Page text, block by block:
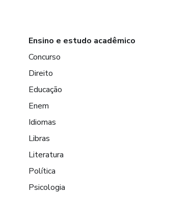
Ensino e estudo acadêmico
Concurso
Direito
Educação
Enem
Idiomas
Libras
Literatura
Política
Psicologia